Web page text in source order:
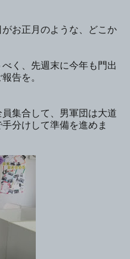
お正月のような、どこか
く、先週末に今年も門出
告を。
集合して、男軍団は大道
分けして準備を進めま